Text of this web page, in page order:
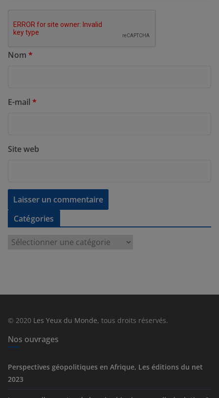
Nom *
E-mail *
Site web
Catégories
e
© 2020 Les Yeux du Monde, tous droits réservés.
Nos ouvrages
Perspectives géopolitiques en Afrique, Les éditions du net
2023